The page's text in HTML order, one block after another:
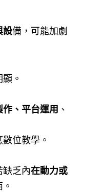
設備，可能加劇
。
作、平台運用 、
位教學。
缺乏內在動力或